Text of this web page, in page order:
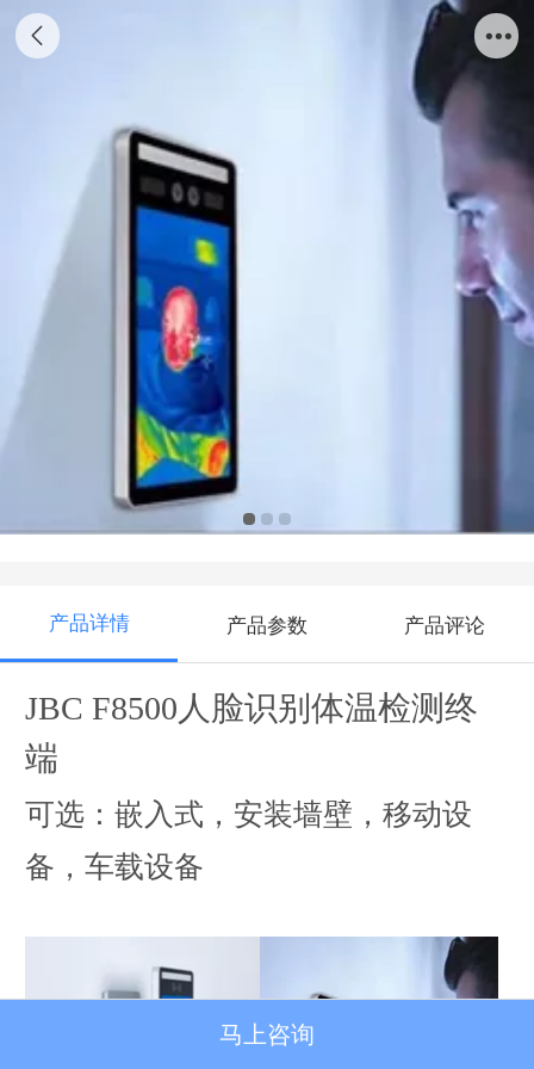
8寸高清显示屏显示，200W像素双摄像头，AI
人脸识别门禁一体机
产品详情 产品参数 产品评论
JBC F8500人脸识别体温检测终
端
可选：嵌入式，安装墙壁，移动设
备，车载设备
马上咨询